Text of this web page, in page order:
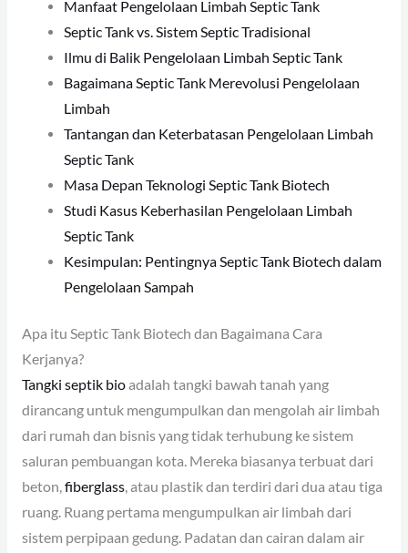
Manfaat Pengelolaan Limbah Septic Tank
Septic Tank vs. Sistem Septic Tradisional
Ilmu di Balik Pengelolaan Limbah Septic Tank
Bagaimana Septic Tank Merevolusi Pengelolaan
Limbah
Tantangan dan Keterbatasan Pengelolaan Limbah
Septic Tank
Masa Depan Teknologi Septic Tank Biotech
Studi Kasus Keberhasilan Pengelolaan Limbah
Septic Tank
Kesimpulan: Pentingnya Septic Tank Biotech dalam
Pengelolaan Sampah
Apa itu Septic Tank Biotech dan Bagaimana Cara
Kerjanya?
Tangki septik bioadalah tangki bawah tanah yang
dirancang untuk mengumpulkan dan mengolah air limbah
dari rumah dan bisnis yang tidak terhubung ke sistem
saluran pembuangan kota. Mereka biasanya terbuat dari
beton,fiberglass, atau plastik dan terdiri dari dua atau tiga
ruang. Ruang pertama mengumpulkan air limbah dari
sistem perpipaan gedung. Padatan dan cairan dalam air